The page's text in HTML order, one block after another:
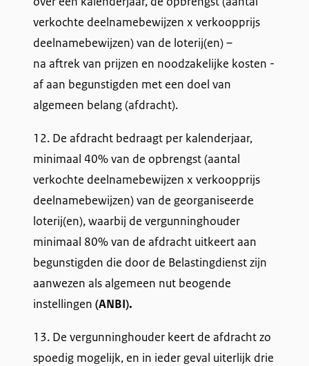
verkochte deelnamebewijzen x verkoopprijs
deelnamebewijzen) van de loterij(en) –
na aftrek van prijzen en noodzakelijke kosten -
af aan begunstigden met een doel van
algemeen belang (afdracht).
12. De afdracht bedraagt per kalenderjaar,
minimaal 40% van de opbrengst (aantal
verkochte deelnamebewijzen x verkoopprijs
deelnamebewijzen) van de georganiseerde
loterij(en), waarbij de vergunninghouder
minimaal 80% van de afdracht uitkeert aan
begunstigden die door de Belastingdienst zijn
aanwezen als algemeen nut beogende
instellingen (ANBI).
13. De vergunninghouder keert de afdracht zo
spoedig mogelijk, en in ieder geval uiterlijk drie